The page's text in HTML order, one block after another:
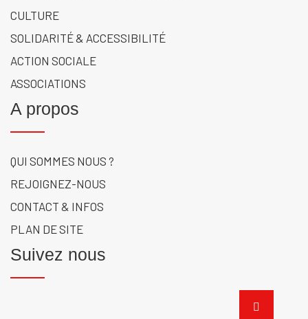
CULTURE
SOLIDARITÉ & ACCESSIBILITÉ
ACTION SOCIALE
ASSOCIATIONS
A propos
QUI SOMMES NOUS ?
REJOIGNEZ-NOUS
CONTACT & INFOS
PLAN DE SITE
Suivez nous